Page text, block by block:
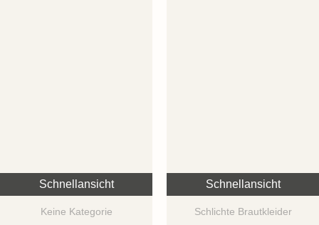
Schnellansicht
Keine Kategorie
Schnellansicht
Schlichte Brautkleider